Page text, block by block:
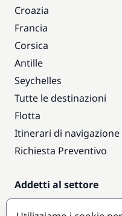
Croazia
Francia
Corsica
Antille
Seychelles
Tutte le destinazioni
Flotta
Itinerari di navigazione
Richiesta Preventivo
Addetti al settore
Accesso armatori